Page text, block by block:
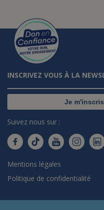
INSCRIVEZ VOUS À LA
Je
Suivez nous sur :
Mentions légales
Politique de confidentialité